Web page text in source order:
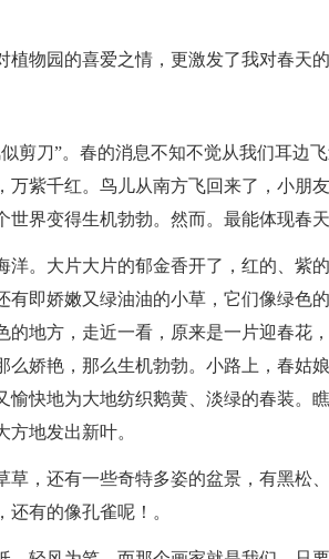
物园的喜爱之情，更激发了我对春天的
剪刀”。春的消息不知不觉从我们耳边
万紫千红。鸟儿从南方飞回来了，小朋
界变得生机勃勃。然而。最能体现春
洋。大片大片的郁金香开了，红的、紫
有即娇嫩又绿油油的小草，它们像绿色
的地方，走近一看，原来是一片迎春花
么娇艳，那么生机勃勃。小路上，春姑
快地为大地纺织鹅黄、淡绿的春装。
地发出新叶。
草，还有一些奇特多姿的盆景，有黑松
有的像孔雀呢！。